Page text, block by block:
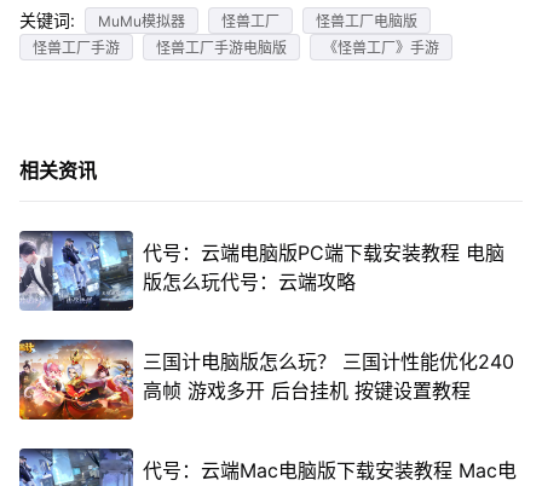
关键词: MuMu模拟器 怪兽工厂
怪兽工厂电脑版
怪兽工厂手游
怪兽工厂手游电脑版 《怪兽工厂》手游
相关资讯
代号：云端电脑版PC端下载安装教程 电脑
版怎么玩代号：云端攻略
三国计电脑版怎么玩？ 三国计性能优化240
高帧 游戏多开 后台挂机 按键设置教程
代号：云端Mac电脑版下载安装教程 Mac电